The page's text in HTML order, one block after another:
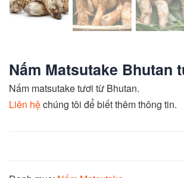
Nấm Matsutake Bhutan
Nấm matsutake tươi từ Bhutan.
Liên hệchúng tôi để biết thêm thông tin.